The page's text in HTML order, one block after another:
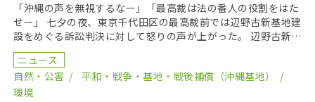
「沖縄の声を無視するなー」「最高裁は法の番人の役割をはた
せー」 七夕の夜、東京千代田区の最高裁前では辺野古新基地建
設をめぐる訴訟判決に対して怒りの声が上がった。 辺野古新基
地建設にともなうサンゴの移植を許可するよう農水大 […]
ニュース
自然・公害
平和・戦争・基地・戦後補償（沖縄基地）
環境